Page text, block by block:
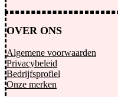
OVER ONS
Algemene voorwaarden
Privacybeleid
Bedrijfsprofiel
Onze merken